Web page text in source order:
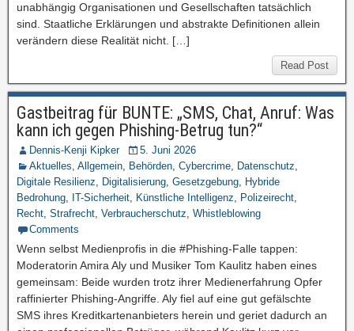
unabhängig Organisationen und Gesellschaften tatsächlich
sind. Staatliche Erklärungen und abstrakte Definitionen allein
verändern diese Realität nicht. […]
Read Post
Gastbeitrag für BUNTE: „SMS, Chat, Anruf: Was
kann ich gegen Phishing-Betrug tun?“
Dennis-Kenji Kipker
5. Juni 2026
Aktuelles, Allgemein, Behörden, Cybercrime, Datenschutz,
Digitale Resilienz, Digitalisierung, Gesetzgebung, Hybride
Bedrohung, IT-Sicherheit, Künstliche Intelligenz, Polizeirecht,
Recht, Strafrecht, Verbraucherschutz, Whistleblowing
Comments
Wenn selbst Medienprofis in die #Phishing-Falle tappen:
Moderatorin Amira Aly und Musiker Tom Kaulitz haben eines
gemeinsam: Beide wurden trotz ihrer Medienerfahrung Opfer
raffinierter Phishing-Angriffe. Aly fiel auf eine gut gefälschte
SMS ihres Kreditkartenanbieters herein und geriet dadurch an